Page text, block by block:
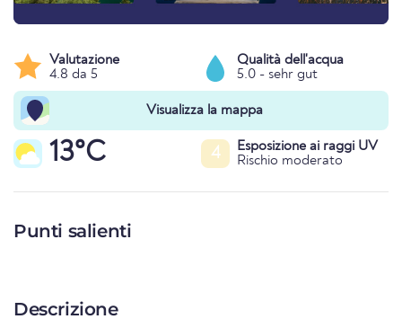
Valutazione
4.8 da 5
Qualità dell'acqua
5.0 - sehr gut
Visualizza la mappa
13°C 4
Esposizione ai raggi UV
Rischio moderato
Punti salienti
Descrizione